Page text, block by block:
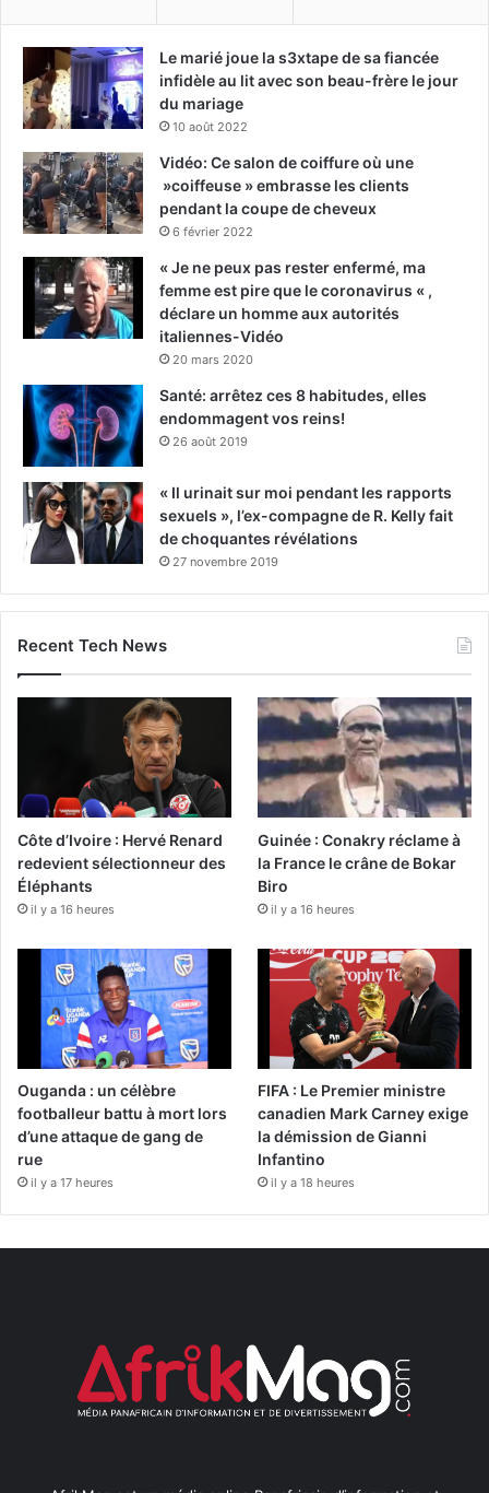
Le marié joue la s3xtape de sa fiancée
infidèle au lit avec son beau-frère le jour
du mariage
10 août 2022
Vidéo: Ce salon de coiffure où une
»coiffeuse » embrasse les clients
pendant la coupe de cheveux
6 février 2022
« Je ne peux pas rester enfermé, ma
femme est pire que le coronavirus « ,
déclare un homme aux autorités
italiennes-Vidéo
20 mars 2020
Santé: arrêtez ces 8 habitudes, elles
endommagent vos reins!
26 août 2019
« Il urinait sur moi pendant les rapports
sexuels », l’ex-compagne de R. Kelly fait
de choquantes révélations
27 novembre 2019
Recent Tech News
Côte d’Ivoire : Hervé Renard
redevient sélectionneur des
Éléphants
il y a 16 heures
Guinée : Conakry réclame à
la France le crâne de Bokar
Biro
il y a 16 heures
Ouganda : un célèbre
footballeur battu à mort lors
d’une attaque de gang de
rue
il y a 17 heures
FIFA : Le Premier ministre
canadien Mark Carney exige
la démission de Gianni
Infantino
il y a 18 heures